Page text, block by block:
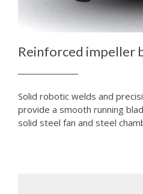
Reinforced impeller
Solid robotic welds and
provide a smooth running
solid steel fan and steel